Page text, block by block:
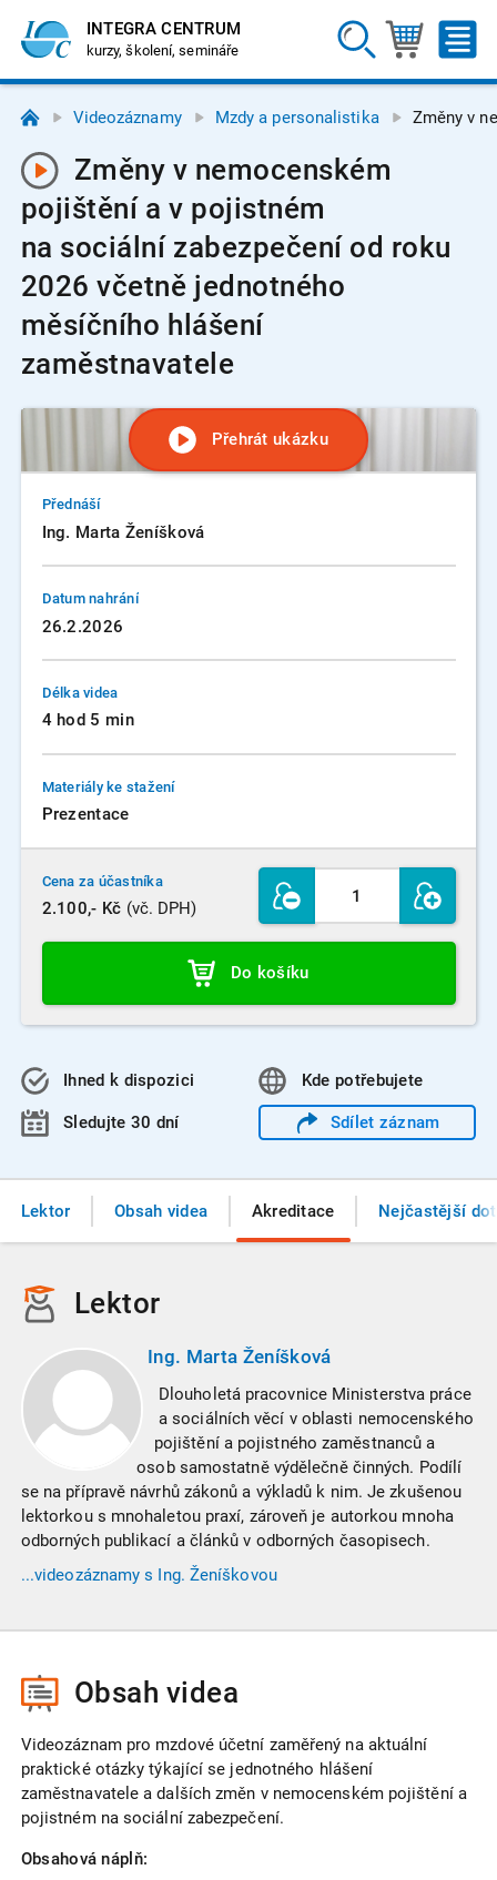
INTEGRA CENTRUM
kurzy, školení, semináře
Videozáznamy Mzdy a personalistika Změny v
Změny v nemocenském
pojištění a v pojistném
na sociální zabezpečení od roku
2026 včetně jednotného
měsíčního hlášení
zaměstnavatele
Přehrát ukázku
Přednáší
Ing. Marta Ženíšková
Datum nahrání
26.2.2026
Délka videa
4 hod 5 min
Materiály ke stažení
Prezentace
Cena za účastníka
2.100,- Kč (vč. DPH)
Do košíku
Ihned k dispozici
Sledujte 30 dní
Kde potřebujete
Sdílet záznam
Lektor Obsah videa Akreditace Nejčastější
Lektor
Ing. Marta Ženíšková
Dlouholetá pracovnice Ministerstva práce
a sociálních věcí v oblasti nemocenského
pojištění a pojistného zaměstnanců a
osob samostatně výdělečně činných. Podílí
se na přípravě návrhů zákonů a výkladů k nim. Je zkušenou
lektorkou s mnohaletou praxí, zároveň je autorkou mnoha
odborných publikací a článků v odborných časopisech.
...videozáznamy s Ing. Ženíškovou
Obsah videa
Videozáznam pro mzdové účetní zaměřený na aktuální
praktické otázky týkající se jednotného hlášení
zaměstnavatele a dalších změn v nemocenském pojištění a
pojistném na sociální zabezpečení.
Obsahová náplň: